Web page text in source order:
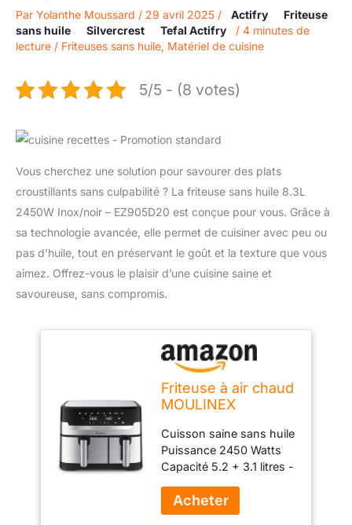
Par Yolanthe Moussard / 29 avril 2025 / Actifry
Friteuse
sans huile
Silvercrest Tefal Actifry / 4 minutes de
lecture / Friteuses sans huile, Matériel de cuisine
5/5 - (8 votes)
Vous cherchez une solution pour savourer des plats
croustillants sans culpabilité ? La friteuse sans huile 8.3L
2450W Inox/noir – EZ905D20 est conçue pour vous. Grâce à
sa technologie avancée, elle permet de cuisiner avec peu ou
pas d’huile, tout en préservant le goût et la texture que vous
aimez. Offrez-vous le plaisir d’une cuisine saine et
savoureuse, sans compromis.
Friteuse à air chaud
MOULINEX
Cuisson saine sans huile
Puissance 2450 Watts
Capacité 5.2 + 3.1 litres -
indépendants 8
programmes